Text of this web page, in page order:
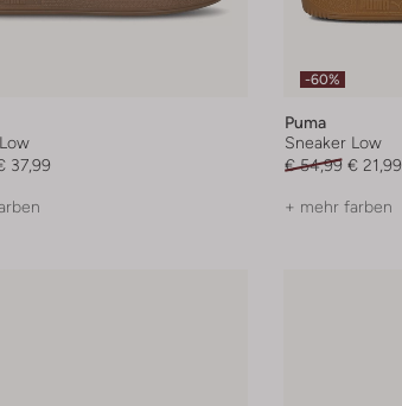
37,99
-60%
Puma
Sneaker Low
€ 54,99 € 21,99
+ mehr farben